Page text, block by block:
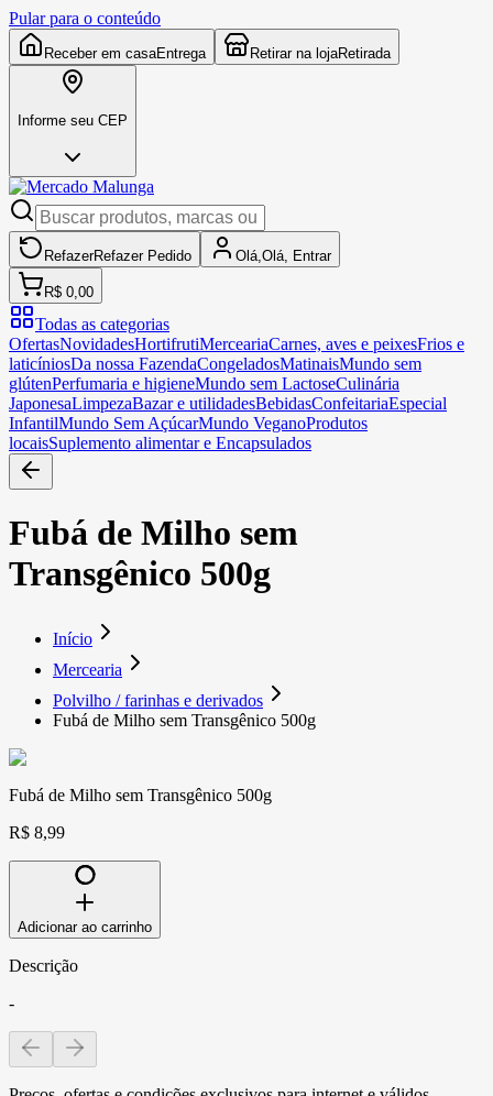
Pular para o conteúdo
Receber em casaEntrega Retirar na lojaRetirada
Informe seu CEP
RefazerRefazer Pedido Olá, Olá, Entrar
R$ 0,00
Todas as categorias
OfertasNovidadesHortifrutiMerceariaCarnes, aves e peixesFrios e
laticíniosDa nossa FazendaCongeladosMatinaisMundo sem
glútenPerfumaria e higieneMundo sem LactoseCulinária
JaponesaLimpezaBazar e utilidadesBebidasConfeitariaEspecial
InfantilMundo Sem AçúcarMundo VeganoProdutos
locaisSuplemento alimentar e Encapsulados
Fubá de Milho sem
Transgênico 500g
Início
Mercearia
Polvilho / farinhas e derivados
Fubá de Milho sem Transgênico 500g
Fubá de Milho sem Transgênico 500g
R$ 8,99
Adicionar ao carrinho
Descrição
-